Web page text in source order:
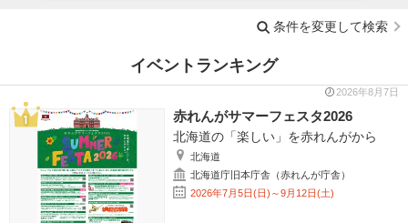
条件を変更して検索
イベントランキング
2026年8月7日
赤れんがサマーフェスタ2026
北海道の「楽しい」を赤れんがから
北海道
北海道庁旧本庁舎（赤れんが庁舎）
2026年7月5日(日)～9月12日(土)